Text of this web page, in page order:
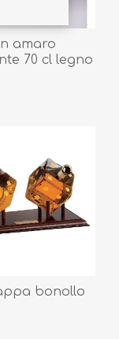
amaro
70 cl legno
bonollo